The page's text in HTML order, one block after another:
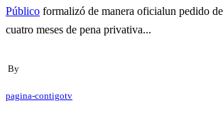
Público formalizó de manera oficialun pedido
cuatro meses de pena privativa...
By
pagina-contigotv